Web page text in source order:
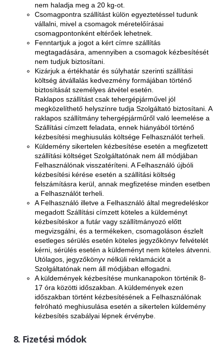
nem haladja meg a 20 kg-ot.
Csomagpontra szállítást külön egyeztetéssel tudunk
vállalni, mivel a csomagok méretelőírásai
csomagpontonként eltérőek lehetnek.
Fenntartjuk a jogot a kért címre szállítás
megtagadására, amennyiben a csomagok kézbesítését
nem tudjuk biztosítani.
Kizárjuk a értékhatár és súlyhatár szerinti szállítási
költség átvállalás kedvezmény formájában történő
biztosítását személyes átvétel esetén.
Raklapos szállítást csak tehergépjárművel jól
megközelíthető helyszínre tudja Szolgáltató biztosítani. A
raklapos szállítmány tehergépjárműről való leemelése a
Szállítási címzett feladata, ennek hiányából történő
kézbesítési meghiusulás költsége Felhasználót terheli.
Küldemény sikertelen kézbesítése esetén a megfizetett
szállítási költséget Szolgáltatónak nem áll módjában
Felhasználónak visszatéríteni. A Felhasználó újbóli
kézbesítési kérése esetén a szállítási költség
felszámításra kerül, annak megfizetése minden esetben
a Felhasználót terheli.
A Felhasználó illetve a Felhasználó által megredeléskor
megadott Szállítási címzett köteles a küldeményt
kézbesítéskor a futár vagy szállítmányozó előtt
megvizsgálni, és a termékeken, csomagoláson észlelt
esetleges sérülés esetén köteles jegyzőkönyv felvételét
kérni, sérülés esetén a küldeményt nem köteles átvenni.
Utólagos, jegyzőkönyv nélküli reklamációt a
Szolgáltatónak nem áll módjában elfogadni.
A küldemények kézbesítése munkanapokon történik 8-
17 óra közötti időszakban. A küldemények ezen
időszakban történt kézbesítésének a Felhasználónak
felróható meghiusulása esetén a sikertelen küldemény
kézbesítés szabályai lépnek érvénybe.
Fizetési módok